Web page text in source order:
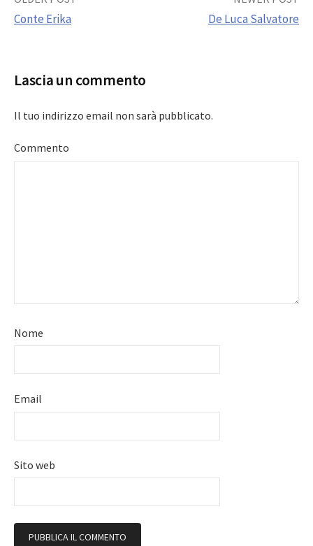
Conte Erika De Luca Salvatore
Lascia un commento
Il tuo indirizzo email non sarà pubblicato.
Commento
Nome
Email
Sito web